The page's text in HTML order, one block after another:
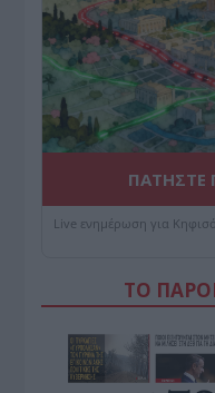
ΠΑΤΗΣΤΕ
Live ενημέρωση για
ΤΟ